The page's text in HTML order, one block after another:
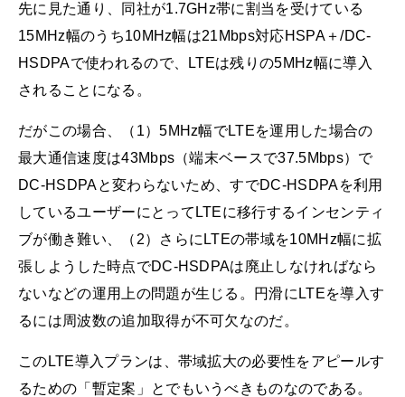
先に見た通り、同社が1.7GHz帯に割当を受けている
15MHz幅のうち10MHz幅は21Mbps対応HSPA＋/DC-
HSDPAで使われるので、LTEは残りの5MHz幅に導入
されることになる。
だがこの場合、（1）5MHz幅でLTEを運用した場合の
最大通信速度は43Mbps（端末ベースで37.5Mbps）で
DC-HSDPAと変わらないため、すでDC-HSDPAを利用
しているユーザーにとってLTEに移行するインセンティ
ブが働き難い、（2）さらにLTEの帯域を10MHz幅に拡
張しようした時点でDC-HSDPAは廃止しなければなら
ないなどの運用上の問題が生じる。円滑にLTEを導入す
るには周波数の追加取得が不可欠なのだ。
このLTE導入プランは、帯域拡大の必要性をアピールす
るための「暫定案」とでもいうべきものなのである。